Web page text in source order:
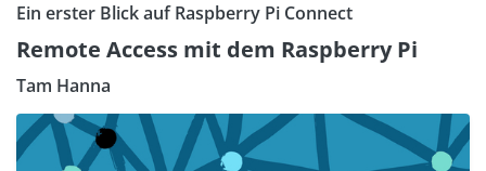
Ein erster Blick auf Raspberry Pi Connect
Remote Access mit dem Raspberry Pi
Tam Hanna